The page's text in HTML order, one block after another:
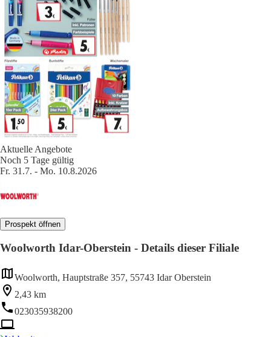
Aktuelle Angebote
Noch 5 Tage gültig
Fr. 31.7. - Mo. 10.8.2026
Prospekt öffnen
Woolworth Idar-Oberstein - Details dieser Filiale
Woolworth, Hauptstraße 357, 55743 Idar Oberstein
2,43 km
023035938200